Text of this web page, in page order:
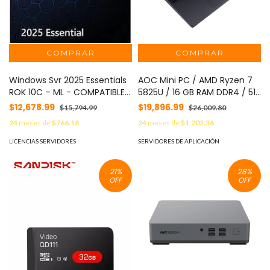
Windows Svr 2025 Essentials
ROK 10C – ML - COMPATIBLE
CON SERVIDORES LENOVO Y
CON EL ST45 V3
$12,678.99 $15,794.99
24meses de$766.18
LICENCIAS SERVIDORES
AOC Mini PC / AMD Ryzen 7
5825U / 16 GB RAM DDR4 / 512
GB SSD / Wi-Fi 6 / Bluetooth
5.2 / Windows 11 MOD:
AP15PRO
$19,896.99 $26,009.80
24meses de$1,202.36
SERVIDORES DE APLICACIÓN
21%
OFF
28%
OFF